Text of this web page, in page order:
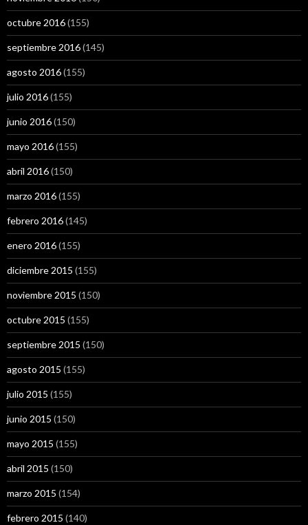
octubre 2016(155)
septiembre 2016(145)
agosto 2016(155)
julio 2016(155)
junio 2016(150)
mayo 2016(155)
abril 2016(150)
marzo 2016(155)
febrero 2016(145)
enero 2016(155)
diciembre 2015 (155)
noviembre 2015 (150)
octubre 2015 (155)
septiembre 2015 (150)
agosto 2015 (155)
julio 2015 (155)
junio 2015 (150)
mayo 2015 (155)
abril 2015 (150)
marzo 2015 (154)
febrero 2015 (140)